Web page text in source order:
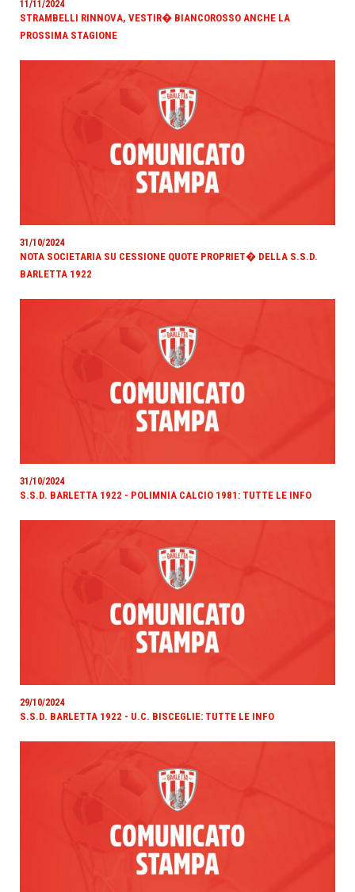
11/11/2024
STRAMBELLI RINNOVA, VESTIR� BIANCOROSSO ANCHE LA
PROSSIMA STAGIONE
31/10/2024
NOTA SOCIETARIA SU CESSIONE QUOTE PROPRIET� DELLA S.S.D.
BARLETTA 1922
31/10/2024
S.S.D. BARLETTA 1922 - POLIMNIA CALCIO 1981: TUTTE LE INFO
29/10/2024
S.S.D. BARLETTA 1922 - U.C. BISCEGLIE: TUTTE LE INFO